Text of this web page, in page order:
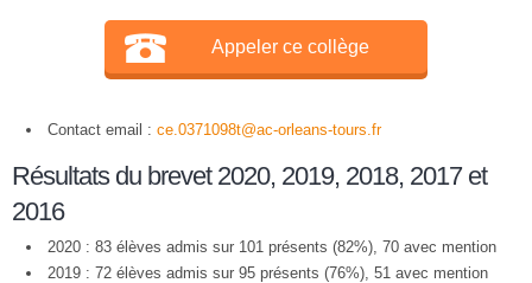
Appeler ce collège
Contact email : ce.0371098t@ac-orleans-tours.fr
Résultats du brevet 2020, 2019, 2018, 2017 et
2016
2020 : 83 élèves admis sur 101 présents (82%), 70 avec mention
2019 : 72 élèves admis sur 95 présents (76%), 51 avec mention